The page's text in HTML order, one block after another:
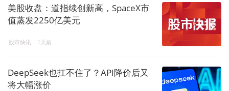
美股收盘：道指续创新高，SpaceX市
值蒸发2250亿美元
股市快讯 1天前
DeepSeek也扛不住了？API降价后又
将大幅涨价